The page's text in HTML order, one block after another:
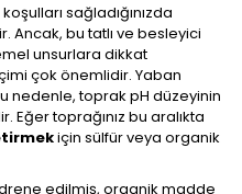
sağladığınızda
Ancak, bu tatlı ve besleyici
unsurlara dikkat
çok önemlidir. Yaban
nedenle, toprak pH düzeyinin
Eğer toprağınız bu aralıkta
için sülfür veya organik
edilmiş, organik madde